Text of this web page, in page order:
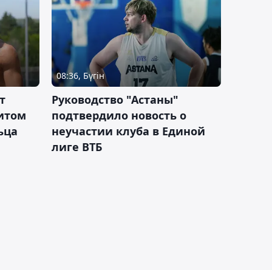
08:36, Бүгін
Руководство "Астаны"
подтвердило новость о
неучастии клуба в Единой
лиге ВТБ